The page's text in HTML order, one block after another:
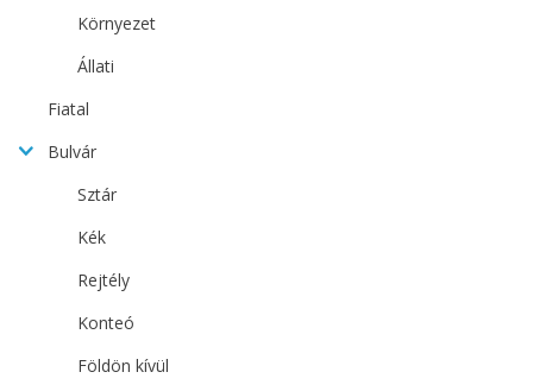
Környezet
Állati
Fiatal
Bulvár
Sztár
Kék
Rejtély
Konteó
Földön kívül